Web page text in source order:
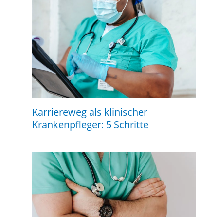
Karriereweg als klinischer
Krankenpfleger: 5 Schritte